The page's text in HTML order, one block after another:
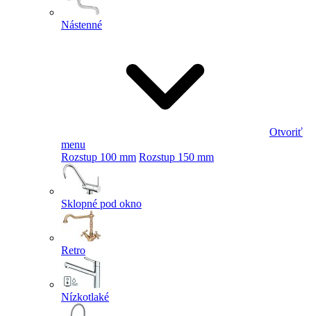
Nástenné
Otvoriť
menu
Rozstup 100 mm Rozstup 150 mm
Sklopné pod okno
Retro
Nízkotlaké